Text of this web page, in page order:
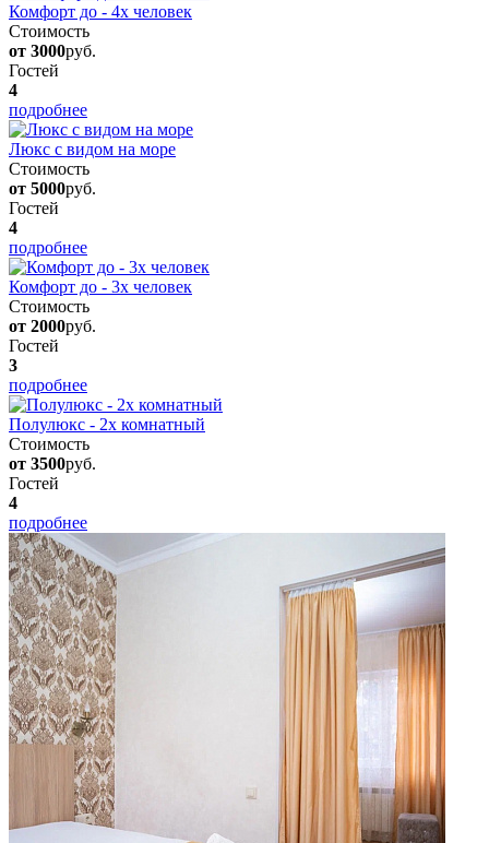
Комфорт до - 4х человек
Стоимость
от 3000руб.
Гостей
4
подробнее
Люкс с видом на море
Стоимость
от 5000руб.
Гостей
4
подробнее
Комфорт до - 3х человек
Стоимость
от 2000руб.
Гостей
3
подробнее
Полулюкс - 2х комнатный
Стоимость
от 3500руб.
Гостей
4
подробнее